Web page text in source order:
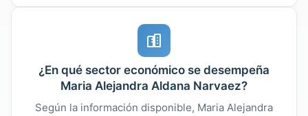
¿En qué sector económico se desempeña
Maria Alejandra Aldana Narvaez?
Según la información disponible, Maria Alejandra